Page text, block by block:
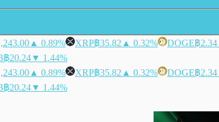
▲ 0.89% XRP฿35.82 ▲ 0.32% DOGE฿2.34
฿20.24▼ 1.44%
▲ 0.89% XRP฿35.82 ▲ 0.32% DOGE฿2.34
฿20.24▼ 1.44%